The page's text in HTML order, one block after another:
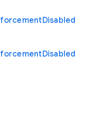
Disabled
Disabled